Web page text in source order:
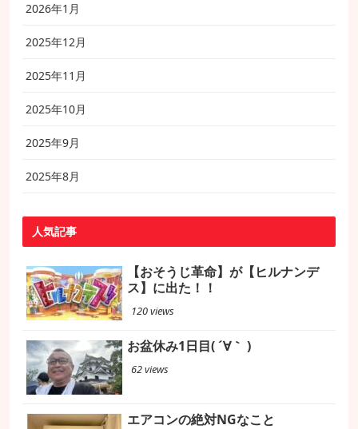
2026年1月
2025年12月
2025年11月
2025年10月
2025年9月
2025年8月
人気記事
【おそうじ革命】が【ヒルナンデ
ス】に出た！！
120 views
お盆休み1日目( ´∀｀ )
62 views
エアコンの絶対NGなこと